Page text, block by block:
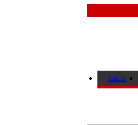
Inicio